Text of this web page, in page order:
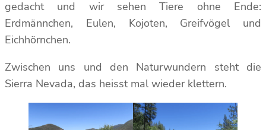
gedacht und wir sehen Tiere ohne Ende:
Erdmännchen, Eulen, Kojoten, Greifvögel und
Eichhörnchen.
Zwischen uns und den Naturwundern steht die
Sierra Nevada, das heisst mal wieder klettern.